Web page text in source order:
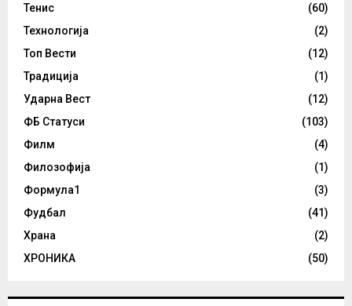
Тенис
(60)
Технологија
(2)
Топ Вести
(12)
Традиција
(1)
Ударна Вест
(12)
ФБ Статуси
(103)
Филм
(4)
Филозофија
(1)
Формула1
(3)
Фудбал
(41)
Храна
(2)
ХРОНИКА
(50)